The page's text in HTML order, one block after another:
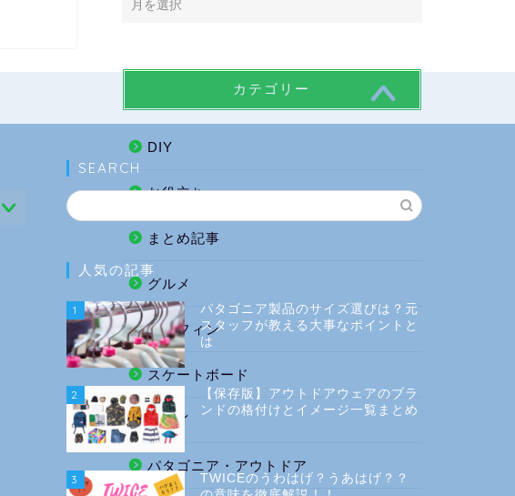
カテゴリー
DIY
お役立ち
まとめ記事
グルメ
サーフィン
スケートボード
ハワイ
パタゴニア・アウトドア
SEARCH
人気の記事
1
パタゴニア製品のサイズ選びは？元
スタッフが教える大事なポイントと
は
2
【保存版】アウトドアウェアのブラ
ンドの格付けとイメージ一覧まとめ
3
TWICEのうわはげ？うあはげ？？